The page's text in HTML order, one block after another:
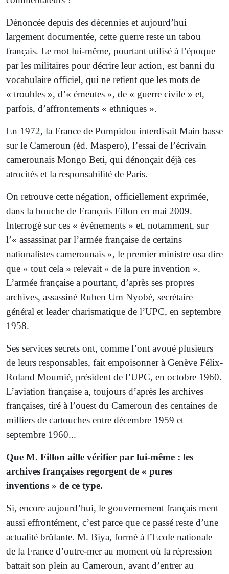
Dénoncée depuis des décennies et aujourd’hui
largement documentée, cette guerre reste un tabou
français. Le mot lui-même, pourtant utilisé à l’époque
par les militaires pour décrire leur action, est banni du
vocabulaire officiel, qui ne retient que les mots de
« troubles », d’« émeutes », de « guerre civile » et,
parfois, d’affrontements « ethniques ».
En 1972, la France de Pompidou interdisait Main basse
sur le Cameroun (éd. Maspero), l’essai de l’écrivain
camerounais Mongo Beti, qui dénonçait déjà ces
atrocités et la responsabilité de Paris.
On retrouve cette négation, officiellement exprimée,
dans la bouche de François Fillon en mai 2009.
Interrogé sur ces « événements » et, notamment, sur
l’« assassinat par l’armée française de certains
nationalistes camerounais », le premier ministre osa dire
que « tout cela » relevait « de la pure invention ».
L’armée française a pourtant, d’après ses propres
archives, assassiné Ruben Um Nyobé, secrétaire
général et leader charismatique de l’UPC, en septembre
1958.
Ses services secrets ont, comme l’ont avoué plusieurs
de leurs responsables, fait empoisonner à Genève Félix-
Roland Moumié, président de l’UPC, en octobre 1960.
L’aviation française a, toujours d’après les archives
françaises, tiré à l’ouest du Cameroun des centaines de
milliers de cartouches entre décembre 1959 et
septembre 1960...
Que M. Fillon aille vérifier par lui-même : les
archives françaises regorgent de « pures
inventions » de ce type.
Si, encore aujourd’hui, le gouvernement français ment
aussi effrontément, c’est parce que ce passé reste d’une
actualité brûlante. M. Biya, formé à l’Ecole nationale
de la France d’outre-mer au moment où la répression
battait son plein au Cameroun, avant d’entrer au